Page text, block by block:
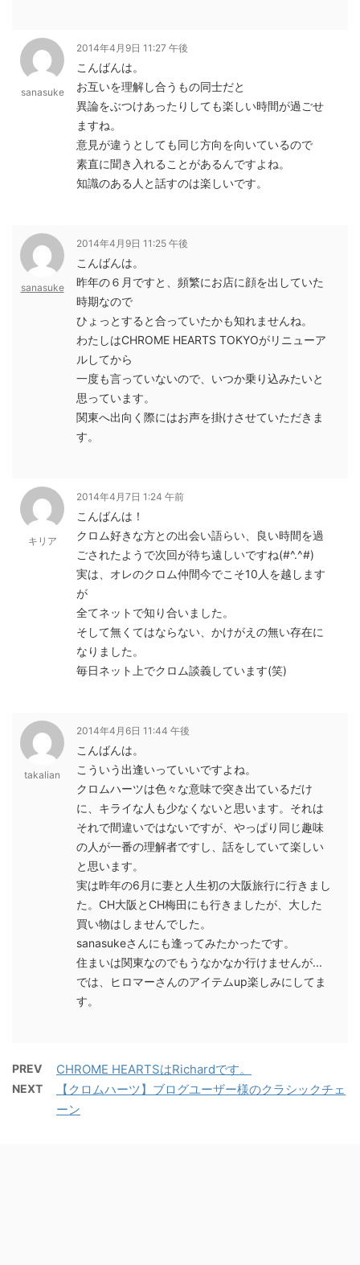
sanasuke
2014年4月9日 11:27 午後
こんばんは。
お互いを理解し合うもの同士だと
異論をぶつけあったりしても楽しい時間が過ごせ
ますね。
意見が違うとしても同じ方向を向いているので
素直に聞き入れることがあるんですよね。
知識のある人と話すのは楽しいです。
sanasuke
2014年4月9日 11:25 午後
こんばんは。
昨年の６月ですと、頻繁にお店に顔を出していた
時期なので
ひょっとすると合っていたかも知れませんね。
わたしはCHROME HEARTS TOKYOがリニューア
ルしてから
一度も言っていないので、いつか乗り込みたいと
思っています。
関東へ出向く際にはお声を掛けさせていただきま
す。
キリア
2014年4月7日 1:24 午前
こんばんは！
クロム好きな方との出会い語らい、良い時間を過
ごされたようで次回が待ち遠しいですね(#^.^#)
実は、オレのクロム仲間今でこそ10人を越します
が
全てネットで知り合いました。
そして無くてはならない、かけがえの無い存在に
なりました。
毎日ネット上でクロム談義しています(笑)
takalian
2014年4月6日 11:44 午後
こんばんは。
こういう出逢いっていいですよね。
クロムハーツは色々な意味で突き出ているだけ
に、キライな人も少なくないと思います。それは
それで間違いではないですが、やっぱり同じ趣味
の人が一番の理解者ですし、話をしていて楽しい
と思います。
実は昨年の6月に妻と人生初の大阪旅行に行きまし
た。CH大阪とCH梅田にも行きましたが、大した
買い物はしませんでした。
sanasukeさんにも逢ってみたかったです。
住まいは関東なのでもうなかなか行けませんが...
では、ヒロマーさんのアイテムup楽しみにしてま
す。
PREV CHROME HEARTSはRichardです。
NEXT
【クロムハーツ】ブログユーザー様のクラシックチェ
ーン